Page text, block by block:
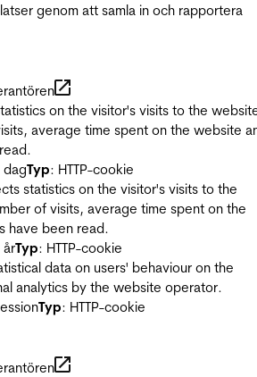
genom att samla in och rapportera
on the visitor's visits to the
average time spent on the website
dagTyp: HTTP-cookie
statistics on the visitor's visits to the
of visits, average time spent on the
have been read.
årTyp: HTTP-cookie
data on users' behaviour on the
analytics by the website operator.
Typ: HTTP-cookie